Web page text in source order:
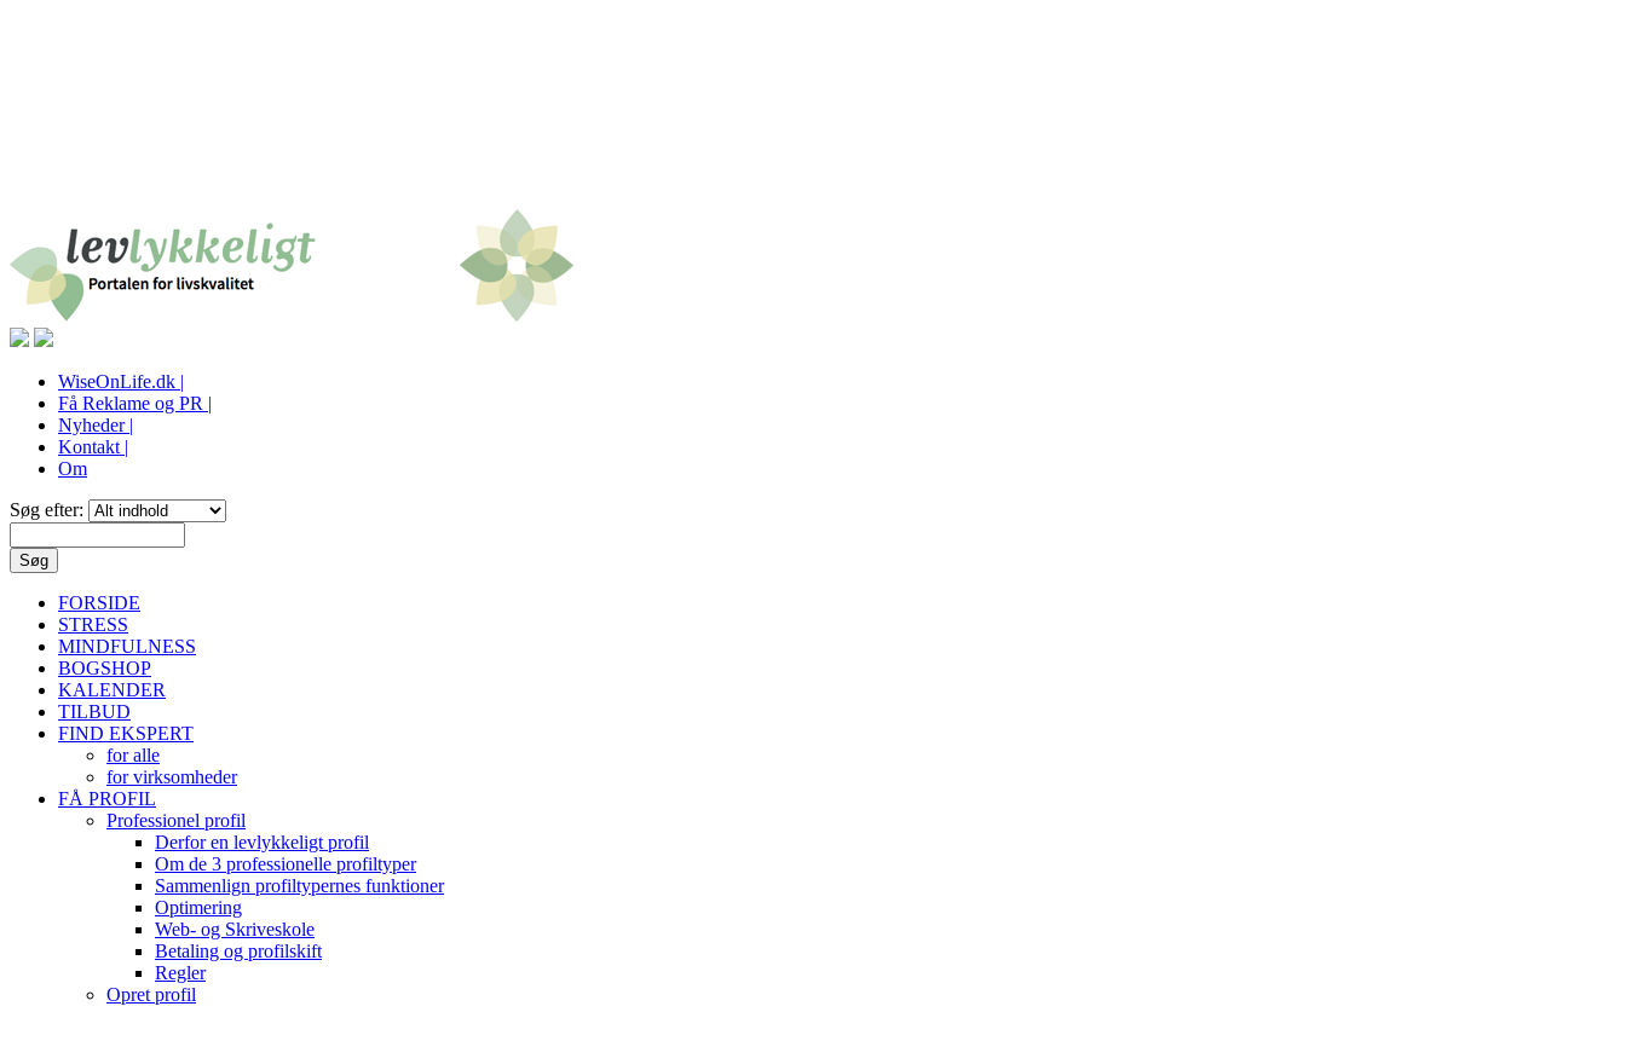
WiseOnLife.dk |
Få Reklame og PR |
Nyheder |
Kontakt |
Om
Søg efter:
FORSIDE
STRESS
MINDFULNESS
BOGSHOP
KALENDER
TILBUD
FIND EKSPERT
for alle
for virksomheder
FÅ PROFIL
Professionel profil
Derfor en levlykkeligt profil
Om de 3 professionelle profiltyper
Sammenlign profiltypernes funktioner
Optimering
Web- og Skriveskole
Betaling og profilskift
Regler
Opret profil